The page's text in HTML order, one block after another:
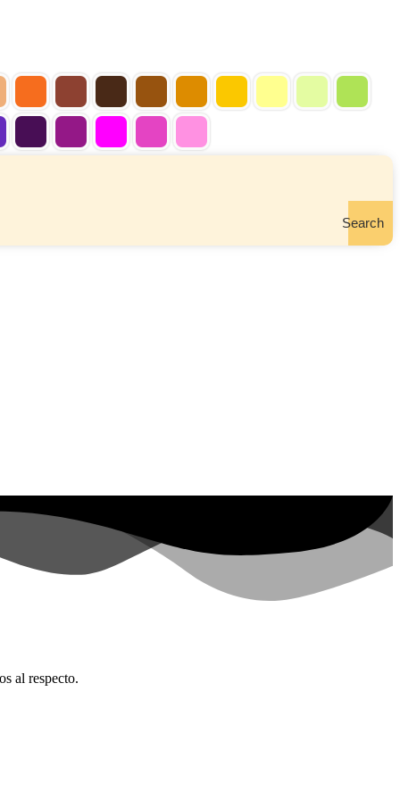
Search
al respecto.